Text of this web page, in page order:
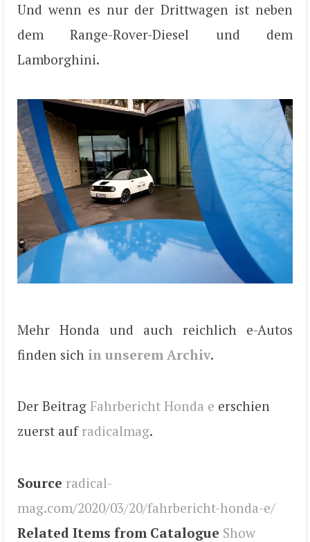
Und wenn es nur der Drittwagen ist neben
dem Range-Rover-Diesel und dem
Lamborghini.
Mehr Honda und auch reichlich e-Autos
finden sich in unserem Archiv.
Der Beitrag Fahrbericht Honda e erschien
zuerst auf radicalmag.
Source radical-
mag.com/2020/03/20/fahrbericht-honda-e/
Related Items from Catalogue Show